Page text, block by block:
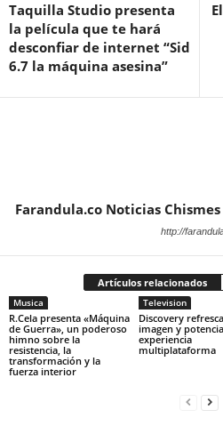
Taquilla Studio presenta
la película que te hará
desconfiar de internet “Sid
6.7 la máquina asesina”
Farandula.co Noticias
http://
Artículos relacionados
Musica
R.Cela presenta «Máquina
de Guerra», un poderoso
himno sobre la
resistencia, la
transformación y la
fuerza interior
Television
Discovery
imagen y
experiencia
multiplataforma